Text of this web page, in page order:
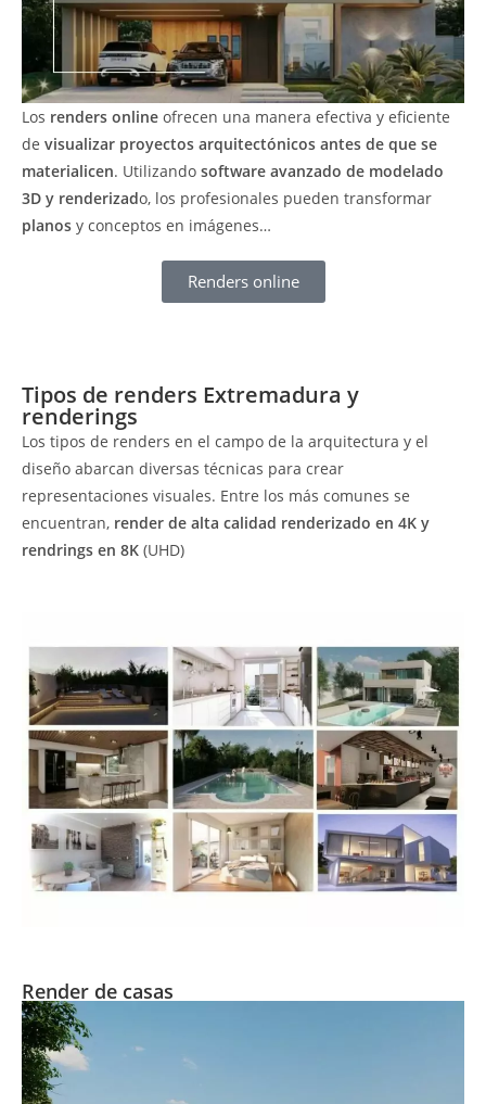
Los renders online ofrecen una manera efectiva y eficiente
de visualizar proyectos arquitectónicos antes de que se
materialicen. Utilizando software avanzado de modelado
3D y renderizado, los profesionales pueden transformar
planos y conceptos en imágenes…
Renders online
Tipos de renders Extremadura y
renderings
Los tipos de renders en el campo de la arquitectura y el
diseño abarcan diversas técnicas para crear
representaciones visuales. Entre los más comunes se
encuentran, render de alta calidad renderizado en 4K y
rendrings en 8K (UHD)
Render de casas